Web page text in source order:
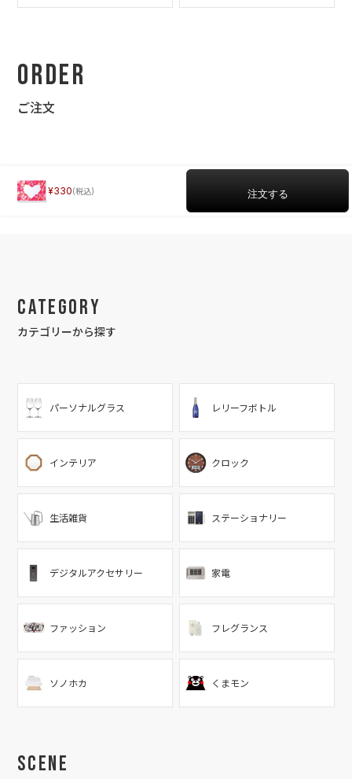
Order
ご注文
330
Category
カテゴリーから探す
パーソナルグラス レリーフボトル
インテリア クロック
生活雑貨 ステーショナリー
デジタルアクセサリー 家電
ファッション フレグランス
ソノホカ くまモン
Scene